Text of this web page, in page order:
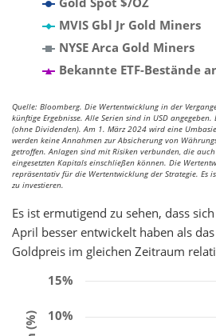
MVIS Gbl Jr Gold Miners
NYSE Arca Gold Miners
Bekannte ETF-Bestände
Quelle: Bloomberg. Die Wertentwicklung in der
künftige Ergebnisse. Alle Serien sind in USD
(ohne Dividenden). Am 1. März 2024 wird eine
werden keine Annahmen zur Absicherung von
getroffen. Anlagen sind mit Risiken verbunden, die
eingesetzten Kapitals einschließen können. Die
repräsentativ für die Wertentwicklung der Strategie. Es
zu investieren.
Es ist ermutigend zu sehen, dass
April besser entwickelt haben als
Goldpreis im gleichen Zeitraum
10%
15%